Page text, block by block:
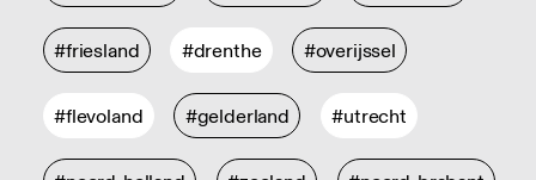
#friesland #drenthe #overijssel
#flevoland #gelderland #utrecht